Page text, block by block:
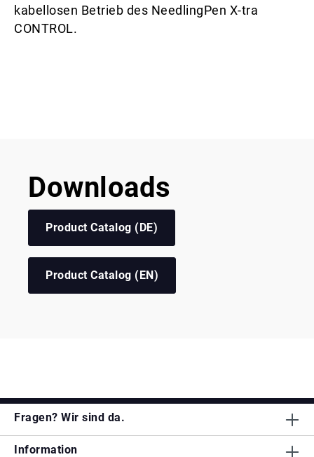
kabellosen Betrieb des NeedlingPen X-tra
CONTROL.
Downloads
Product Catalog (DE)
Product Catalog (EN)
Fragen? Wir sind da.
Information